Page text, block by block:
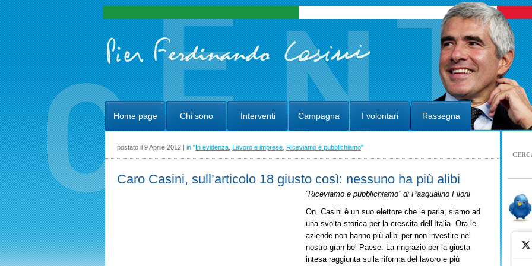
Home page Chi sono Interventi Campagna I volontari Rassegna
postato il 9 Aprile 2012 | in "In evidenza Lavoro e imprese Riceviamo e pubblichiamo"
Caro Casini, sull’articolo 18 giusto così: nessuno ha più alibi
“Riceviamo e pubblichiamo” di Pasqualino Filoni
On. Casini è un suo elettore che le parla, siamo ad
una svolta storica per la crescita dell’Italia. Ora le
aziende non hanno più alibi per non investire nel
nostro gran bel Paese. La ringrazio per la giusta
intesa raggiunta sulla riforma del lavoro e più